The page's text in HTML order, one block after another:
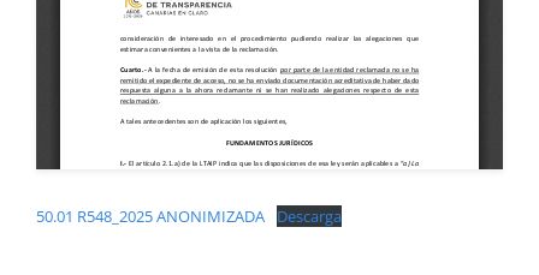
50.01 R548_2025 ANONIMIZADA Descarga